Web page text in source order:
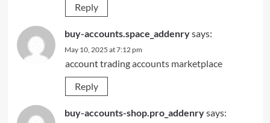
Reply
buy-accounts.space_addenrysays:
May 10, 2025 at 7:12 pm
account tradingaccounts marketplace
Reply
buy-accounts-shop.pro_addenrysays: